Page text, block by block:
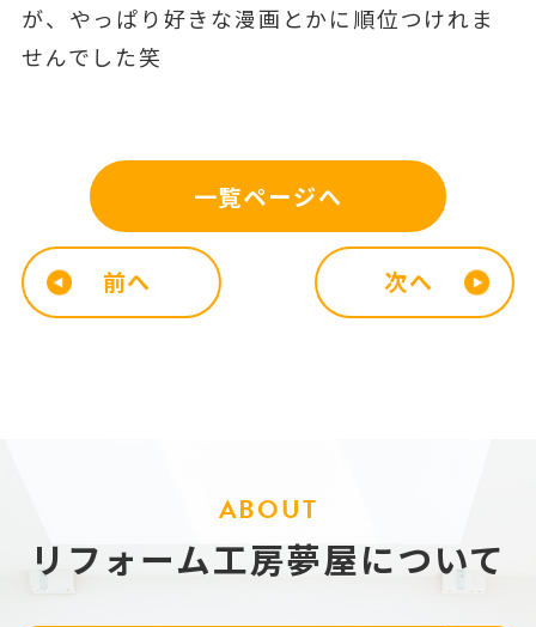
が、やっぱり好きな漫画とかに順位つけれま
せんでした笑
前へ
一覧ページへ
次へ
ABOUT
リフォーム工房夢屋について